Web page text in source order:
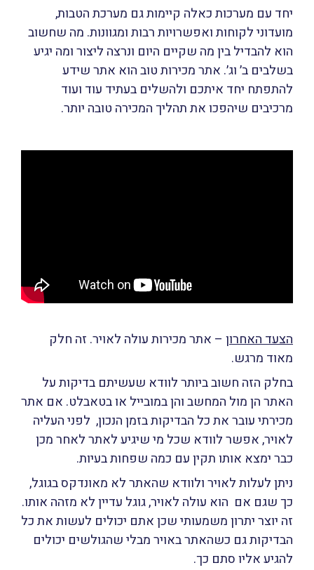
יחד עם מערכות כאלה קיימות גם מערכת הטבות,
מועדוני לקוחות ואפשרויות רבות ומגוונות. מה שחשוב
הוא להבדיל בין מה שקיים היום ונרצה ליצור ומה יגיע
בשלבים ב׳ וג׳. אתר מכירות טוב הוא אתר שידע
להתפתח יחד איתכם ולהשלים בעתיד עוד ועוד
מרכיבים שיהפכו את תהליך המכירה טובה יותר.
הצעד האחרון – אתר מכירות עולה לאויר. זה חלק
מאוד מרגש.
בחלק הזה חשוב ביותר לוודא שעשיתם בדיקות על
האתר הן מול המחשב והן במובייל או בטאבלט. אם אתר
מכירתי עובר את כל הבדיקות בזמן הנכון, לפני העליה
לאויר, אפשר לוודא שכל מי שיגיע לאתר לאחר מכן
כבר ימצא אותו תקין עם כמה שפחות בעיות.
ניתן לעלות לאויר ולוודא שהאתר לא מאונדקס בגוגל,
כך שגם אם הוא עולה לאויר, גוגל עדיין לא מזהה אותו.
זה יוצר יתרון משמעותי שכן אתם יכולים לעשות את כל
הבדיקות גם כשהאתר באויר מבלי שהגולשים יכולים
להגיע אליו סתם כך.